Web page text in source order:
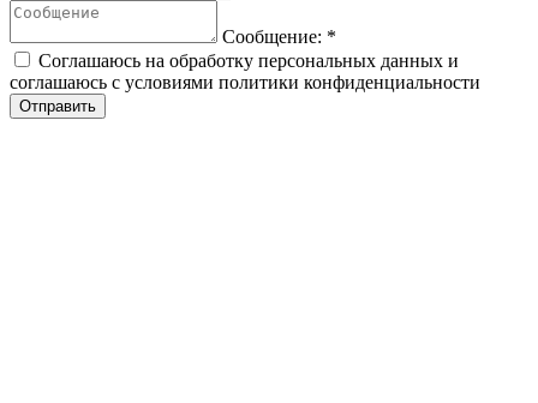
Сообщение: *
Соглашаюсь на обработку персональных данных и
соглашаюсь с условиями политики конфиденциальности